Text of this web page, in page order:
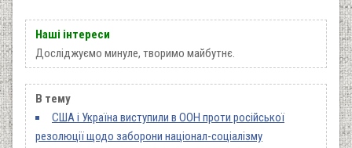
Наші інтереси
Досліджуємо минуле, творимо майбутнє.
В тему
США і Україна виступили в ООН проти російської
резолюції щодо заборони націонал-соціалізму